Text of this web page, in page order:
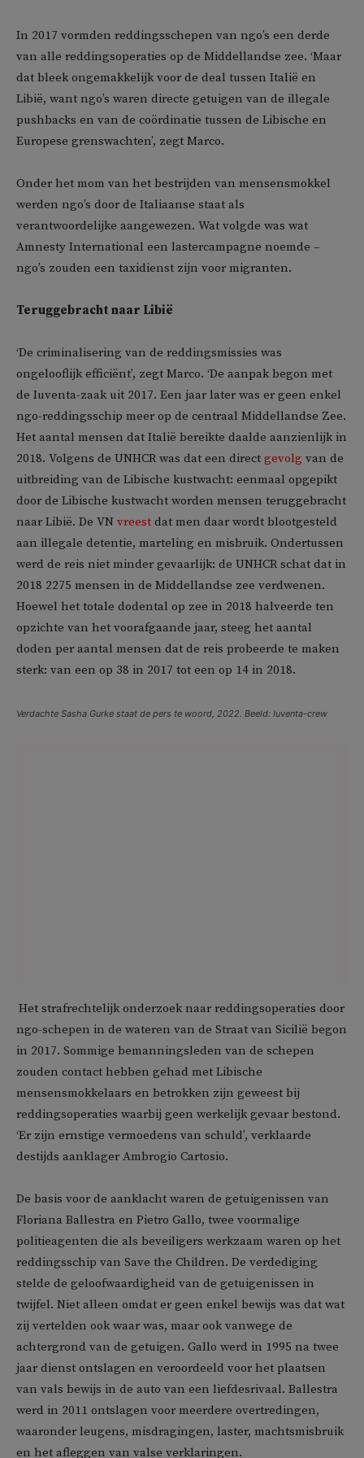
In 2017 vormden reddingsschepen van ngo’s een derde
van alle reddingsoperaties op de Middellandse zee. ‘Maar
dat bleek ongemakkelijk voor de deal tussen Italië en
Libië, want ngo’s waren directe getuigen van de illegale
pushbacks en van de coördinatie tussen de Libische en
Europese grenswachten’, zegt Marco.
Onder het mom van het bestrijden van mensensmokkel
werden ngo’s door de Italiaanse staat als
verantwoordelijke aangewezen. Wat volgde was wat
Amnesty International een lastercampagne noemde –
ngo’s zouden een taxidienst zijn voor migranten.
Teruggebracht naar Libië
‘De criminalisering van de reddingsmissies was
ongelooflijk efficiënt’, zegt Marco. ‘De aanpak begon met
de Iuventa-zaak uit 2017. Een jaar later was er geen enkel
ngo-reddingsschip meer op de centraal Middellandse Zee.
Het aantal mensen dat Italië bereikte daalde aanzienlijk in
2018. Volgens de UNHCR was dat een direct gevolg van de
uitbreiding van de Libische kustwacht: eenmaal opgepikt
door de Libische kustwacht worden mensen teruggebracht
naar Libië. De VN vreest dat men daar wordt blootgesteld
aan illegale detentie, marteling en misbruik. Ondertussen
werd de reis niet minder gevaarlijk: de UNHCR schat dat in
2018 2275 mensen in de Middellandse zee verdwenen.
Hoewel het totale dodental op zee in 2018 halveerde ten
opzichte van het voorafgaande jaar, steeg het aantal
doden per aantal mensen dat de reis probeerde te maken
sterk: van een op 38 in 2017 tot een op 14 in 2018.
Verdachte Sasha Gurke staat de pers te woord, 2022. Beeld: Iuventa-crew
Het strafrechtelijk onderzoek naar reddingsoperaties door
ngo-schepen in de wateren van de Straat van Sicilië begon
in 2017. Sommige bemanningsleden van de schepen
zouden contact hebben gehad met Libische
mensensmokkelaars en betrokken zijn geweest bij
reddingsoperaties waarbij geen werkelijk gevaar bestond.
‘Er zijn ernstige vermoedens van schuld’, verklaarde
destijds aanklager Ambrogio Cartosio.
De basis voor de aanklacht waren de getuigenissen van
Floriana Ballestra en Pietro Gallo, twee voormalige
politieagenten die als beveiligers werkzaam waren op het
reddingsschip van Save the Children. De verdediging
stelde de geloofwaardigheid van de getuigenissen in
twijfel. Niet alleen omdat er geen enkel bewijs was dat wat
zij vertelden ook waar was, maar ook vanwege de
achtergrond van de getuigen. Gallo werd in 1995 na twee
jaar dienst ontslagen en veroordeeld voor het plaatsen
van vals bewijs in de auto van een liefdesrivaal. Ballestra
werd in 2011 ontslagen voor meerdere overtredingen,
waaronder leugens, misdragingen, laster, machtsmisbruik
en het afleggen van valse verklaringen.